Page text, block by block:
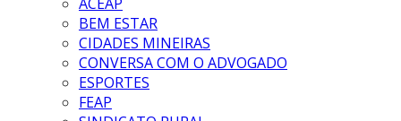
ACEAP
BEM ESTAR
CIDADES MINEIRAS
CONVERSA COM O ADVOGADO
ESPORTES
FEAP